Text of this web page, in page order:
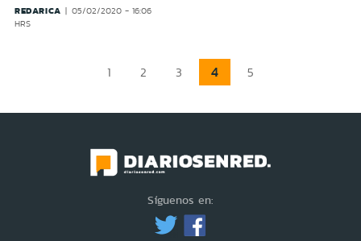
REDARICA
05/02/2020 - 16:06
HRS
1 2 3 4 5
Síguenos en: